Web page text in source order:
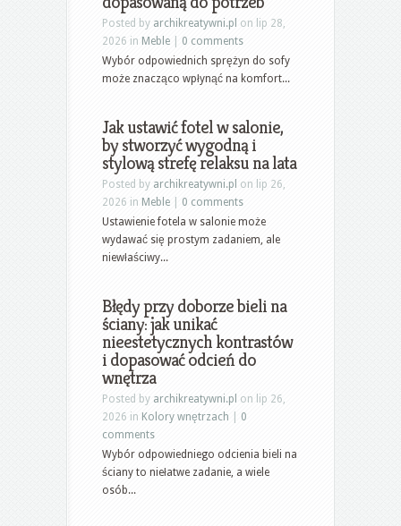
Posted by archikreatywni.pl on lip 28,
2026 in Meble
0 comments
Wybór odpowiednich sprężyn do sofy
może znacząco wpłynąć na komfort...
Jak ustawić fotel w salonie,
by stworzyć wygodną i
stylową strefę relaksu na lata
Posted by archikreatywni.pl on lip 26,
2026 in Meble
0 comments
Ustawienie fotela w salonie może
wydawać się prostym zadaniem, ale
niewłaściwy...
Błędy przy doborze bieli na
ściany: jak unikać
nieestetycznych kontrastów
i dopasować odcień do
wnętrza
Posted by archikreatywni.pl on lip 26,
2026 in Kolory wnętrzach
0
comments
Wybór odpowiedniego odcienia bieli na
ściany to niełatwe zadanie, a wiele
osób...